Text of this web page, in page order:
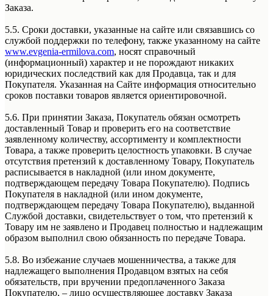
Заказа.
5.5. Сроки доставки, указанные на сайте или связавшись со
службой поддержки по телефону, также указанному на сайте
www.evgenia-ermilova.com, носят справочный
(информационный) характер и не порождают никаких
юридических последствий как для Продавца, так и для
Покупателя. Указанная на Сайте информация относительно
сроков поставки товаров является ориентировочной.
5.6. При принятии Заказа, Покупатель обязан осмотреть
доставленный Товар и проверить его на соответствие
заявленному количеству, ассортименту и комплектности
Товара, а также проверить целостность упаковки. В случае
отсутствия претензий к доставленному Товару, Покупатель
расписывается в накладной (или ином документе,
подтверждающем передачу Товара Покупателю). Подпись
Покупателя в накладной (или ином документе,
подтверждающем передачу Товара Покупателю), выданной
Службой доставки, свидетельствует о том, что претензий к
Товару им не заявлено и Продавец полностью и надлежащим
образом выполнил свою обязанность по передаче Товара.
5.8. Во избежание случаев мошенничества, а также для
надлежащего выполнения Продавцом взятых на себя
обязательств, при вручении предоплаченного Заказа
Покупателю, – лицо осуществляющее доставку Заказа